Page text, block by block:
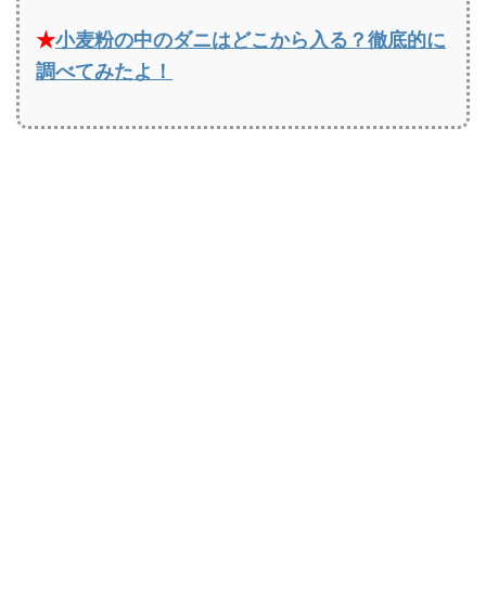
★小麦粉の中のダニはどこから入る？徹底的に
調べてみたよ！